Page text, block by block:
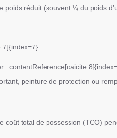
poids réduit (souvent ¼ du poids
peinture de protection ou
coût total de possession (TCO)